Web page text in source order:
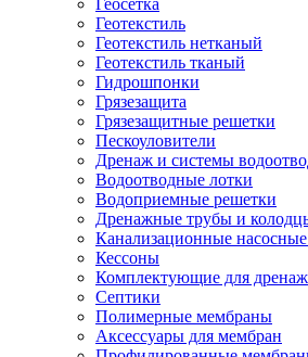
Геотекстиль
Геотекстиль нетканый
Геотекстиль тканый
Гидрошпонки
Грязезащита
Грязезащитные решетки
Пескоуловители
Дренаж и системы
Водоотводные лотки
Водоприемные решетки
Дренажные трубы и
Канализационные
Кессоны
Комплектующие для
Септики
Полимерные мембраны
Аксессуары для мембран